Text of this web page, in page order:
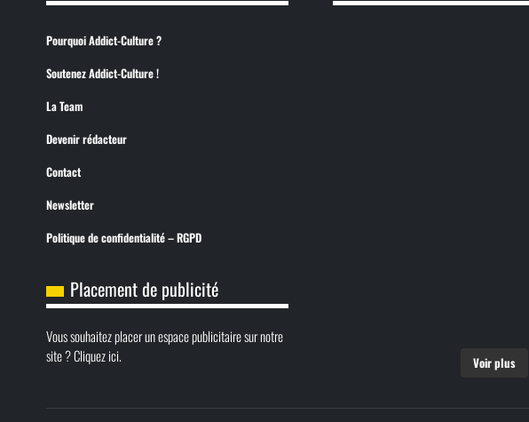
Pourquoi Addict-Culture ?
Soutenez Addict-Culture !
La Team
Devenir rédacteur
Contact
Newsletter
Politique de confidentialité – RGPD
Placement de publicité
Vous souhaitez placer un espace publicitaire sur notre
site ? Cliquez ici.
Voir plus